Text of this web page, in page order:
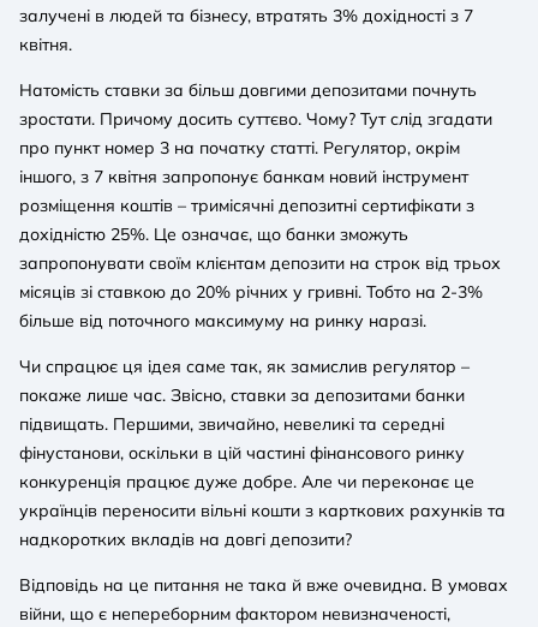
залучені в людей та бізнесу, втратять 3% дохідності з 7
квітня.
Натомість ставки за більш довгими депозитами почнуть
зростати. Причому досить суттєво. Чому? Тут слід згадати
про пункт номер 3 на початку статті. Регулятор, окрім
іншого, з 7 квітня запропонує банкам новий інструмент
розміщення коштів – тримісячні депозитні сертифікати з
дохідністю 25%. Це означає, що банки зможуть
запропонувати своїм клієнтам депозити на строк від трьох
місяців зі ставкою до 20% річних у гривні. Тобто на 2-3%
більше від поточного максимуму на ринку наразі.
Чи спрацює ця ідея саме так, як замислив регулятор –
покаже лише час. Звісно, ставки за депозитами банки
підвищать. Першими, звичайно, невеликі та середні
фінустанови, оскільки в цій частині фінансового ринку
конкуренція працює дуже добре. Але чи переконає це
українців переносити вільні кошти з карткових рахунків та
надкоротких вкладів на довгі депозити?
Відповідь на це питання не така й вже очевидна. В умовах
війни, що є непереборним фактором невизначеності,